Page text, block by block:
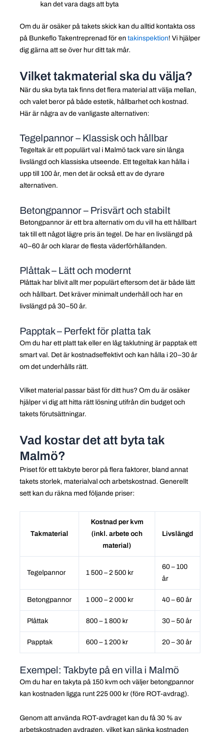
kan det vara dags att byta
Om du är osäker på takets skick kan du alltid kontakta oss
på Bunkeflo Takentreprenad för en takinspektion! Vi hjälper
dig gärna att se över hur ditt tak mår.
Vilket takmaterial ska du välja?
När du ska byta tak finns det flera material att välja mellan,
och valet beror på både estetik, hållbarhet och kostnad.
Här är några av de vanligaste alternativen:
Tegelpannor – Klassisk och hållbar
Tegeltak är ett populärt val i Malmö tack vare sin långa
livslängd och klassiska utseende. Ett tegeltak kan hålla i
upp till 100 år, men det är också ett av de dyrare
alternativen.
Betongpannor – Prisvärt och stabilt
Betongpannor är ett bra alternativ om du vill ha ett hållbart
tak till ett något lägre pris än tegel. De har en livslängd på
40–60 år och klarar de flesta väderförhållanden.
Plåttak – Lätt och modernt
Plåttak har blivit allt mer populärt eftersom det är både lätt
och hållbart. Det kräver minimalt underhåll och har en
livslängd på 30–50 år.
Papptak – Perfekt för platta tak
Om du har ett platt tak eller en låg taklutning är papptak ett
smart val. Det är kostnadseffektivt och kan hålla i 20–30 år
om det underhålls rätt.
Vilket material passar bäst för ditt hus? Om du är osäker
hjälper vi dig att hitta rätt lösning utifrån din budget och
takets förutsättningar.
Vad kostar det att byta tak
Malmö?
Priset för ett takbyte beror på flera faktorer, bland annat
takets storlek, materialval och arbetskostnad. Generellt
sett kan du räkna med följande priser:
Takmaterial
Kostnad per kvm
(inkl. arbete och
material)
Livslängd
Tegelpannor 1 500 – 2 500 kr
60 – 100
år
Betongpannor 1 000 – 2 000 kr 40 – 60 år
Plåttak 800 – 1 800 kr 30 – 50 år
Papptak 600 – 1 200 kr 20 – 30 år
Exempel: Takbyte på en villa i Malmö
Om du har en takyta på 150 kvm och väljer betongpannor
kan kostnaden ligga runt 225 000 kr (före ROT-avdrag).
Genom att använda ROT-avdraget kan du få 30 % av
arbetskostnaden avdragen, vilket kan sänka kostnaden